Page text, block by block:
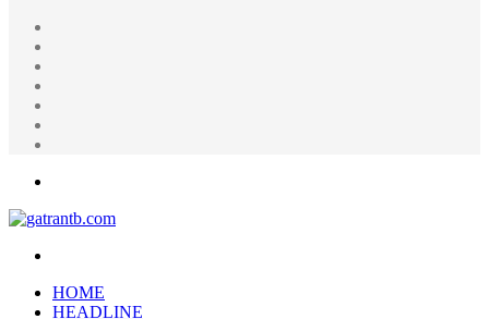
HOME
HEADLINE